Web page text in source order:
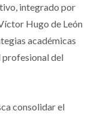
integrado por
Hugo de León
académicas
del
consolidar el